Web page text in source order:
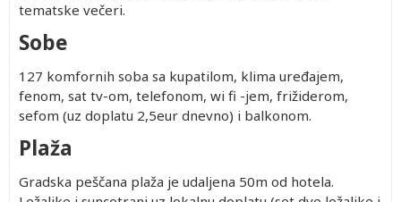
tematske večeri.
Sobe
127 komfornih soba sa kupatilom, klima uređajem,
fenom, sat tv-om, telefonom, wi fi -jem, frižiderom,
sefom (uz doplatu 2,5eur dnevno) i balkonom.
Plaža
Gradska peščana plaža je udaljena 50m od hotela.